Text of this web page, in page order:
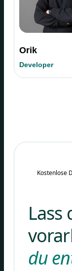
Orik
Developer
Kostenlose
Lass
du